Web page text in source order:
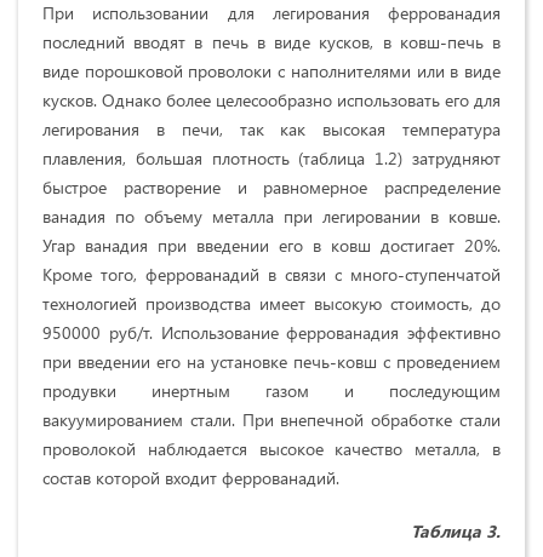
При использовании для легирования феррованадия
последний вводят в печь в виде кусков, в ковш-печь в
виде порошковой проволоки с наполнителя­ми или в виде
кусков. Однако более целесообразно использовать его для
леги­рования в печи, так как высокая температура
плавления, большая плотность (таблица 1.2) затрудняют
быстрое растворение и равномерное распределение
ванадия по объему металла при легировании в ковше.
Угар ванадия при введе­нии его в ковш достигает 20%.
Кроме того, феррована­дий в связи с много-ступенчатой
технологией производства имеет высокую стоимость, до
950000 руб/т. Использование феррована­дия эффективно
при введении его на установке печь-ковш с проведением
про­дувки инертным газом и последующим
вакуумированием стали. При внепечной обработке стали
проволокой наблюдается высокое качество металла, в
состав которой входит феррованадий.
Таблица 3.